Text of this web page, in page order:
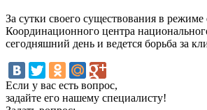
За сутки своего существования в
Координационного центра
сегодняшний день и ведется борьба за
Если у вас есть вопрос,
задайте его нашему специалисту!